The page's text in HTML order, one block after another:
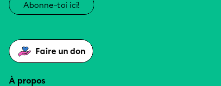
Abonne-toi ici!
Faire un don
À propos